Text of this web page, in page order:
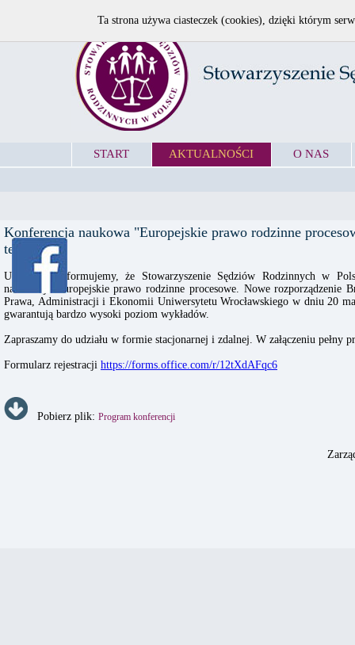
START AKTUALNOŚCI O NAS
Konferencja naukowa "Europejskie prawo rodzinne
ter"
Uprzejmie informujemy, że Stowarzyszenie Sędziów Rodzinnych w
naukowej "Europejskie prawo rodzinne procesowe. Nowe rozporządzenie
Prawa, Administracji i Ekonomii Uniwersytetu Wrocławskiego w dniu 20
gwarantują bardzo wysoki poziom wykładów.
Zapraszamy do udziału w formie stacjonarnej i zdalnej. W załączeniu pełny
Formularz rejestracji https://forms.office.com/r/12tXdAFqc6
Pobierz plik: Program konferencji
Ta strona używa ciasteczek (cookies), dzięki którym